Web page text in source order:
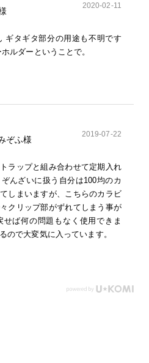
2020-02-11
ギタギタ部分の用途も不明です
ルダーということで。
ぞふ様
2019-07-22
ラップと組み合わせて定期入れ
んざいに扱う自分は100均のカ
しまいますが、こちらのカラビ
クリップ部がずれてしまう事が
ば何の問題もなく使用できま
ので大変気に入っています。